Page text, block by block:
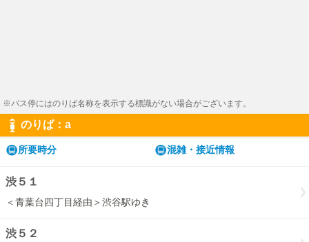
※バス停にはのりば名称を表示する標識がない場合がございます。
のりば：a
所要時分 混雑・接近情報
渋５１
＜青葉台四丁目経由＞渋谷駅ゆき
渋５２